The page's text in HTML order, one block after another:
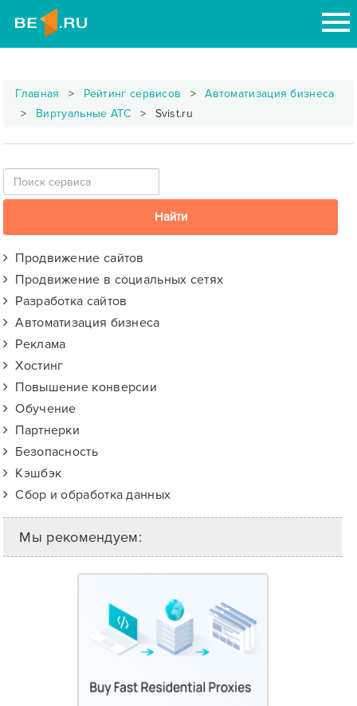
Главная Рейтинг сервисов
Автоматизация бизнеса
Виртуальные АТС
Svist.ru
Продвижение сайтов
Продвижение в социальных сетях
Разработка сайтов
Автоматизация бизнеса
Реклама
Хостинг
Повышение конверсии
Обучение
Партнерки
Безопасность
Кэшбэк
Сбор и обработка данных
Мы рекомендуем: